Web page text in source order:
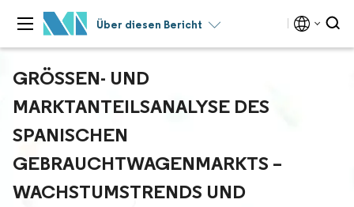
Über diesen Bericht
GRÖSSEN- UND M
ARKTANTEILSANALYSE DES S
PANISCHEN G
EBRAUCHTWAGENMARKTS – W
ACHSTUMSTRENDS UND P